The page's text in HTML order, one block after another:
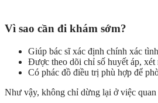
Vì sao cần đi khám sớm?
Giúp bác sĩ xác định chính xác
Được theo dõi chỉ số huyết áp, xét
Có phác đồ điều trị phù hợp để
Như vậy, không chỉ dừng lại ở việc